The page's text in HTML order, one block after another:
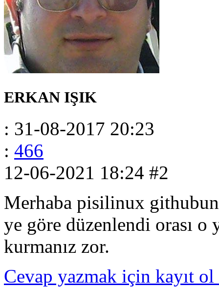
ERKAN IŞIK
: 31-08-2017 20:23
: 466
12-06-2021 18:24 #2
Merhaba pisilinux
ye göre düzenlendi orası
kurmanız zor.
Cevap yazmak için kayıt